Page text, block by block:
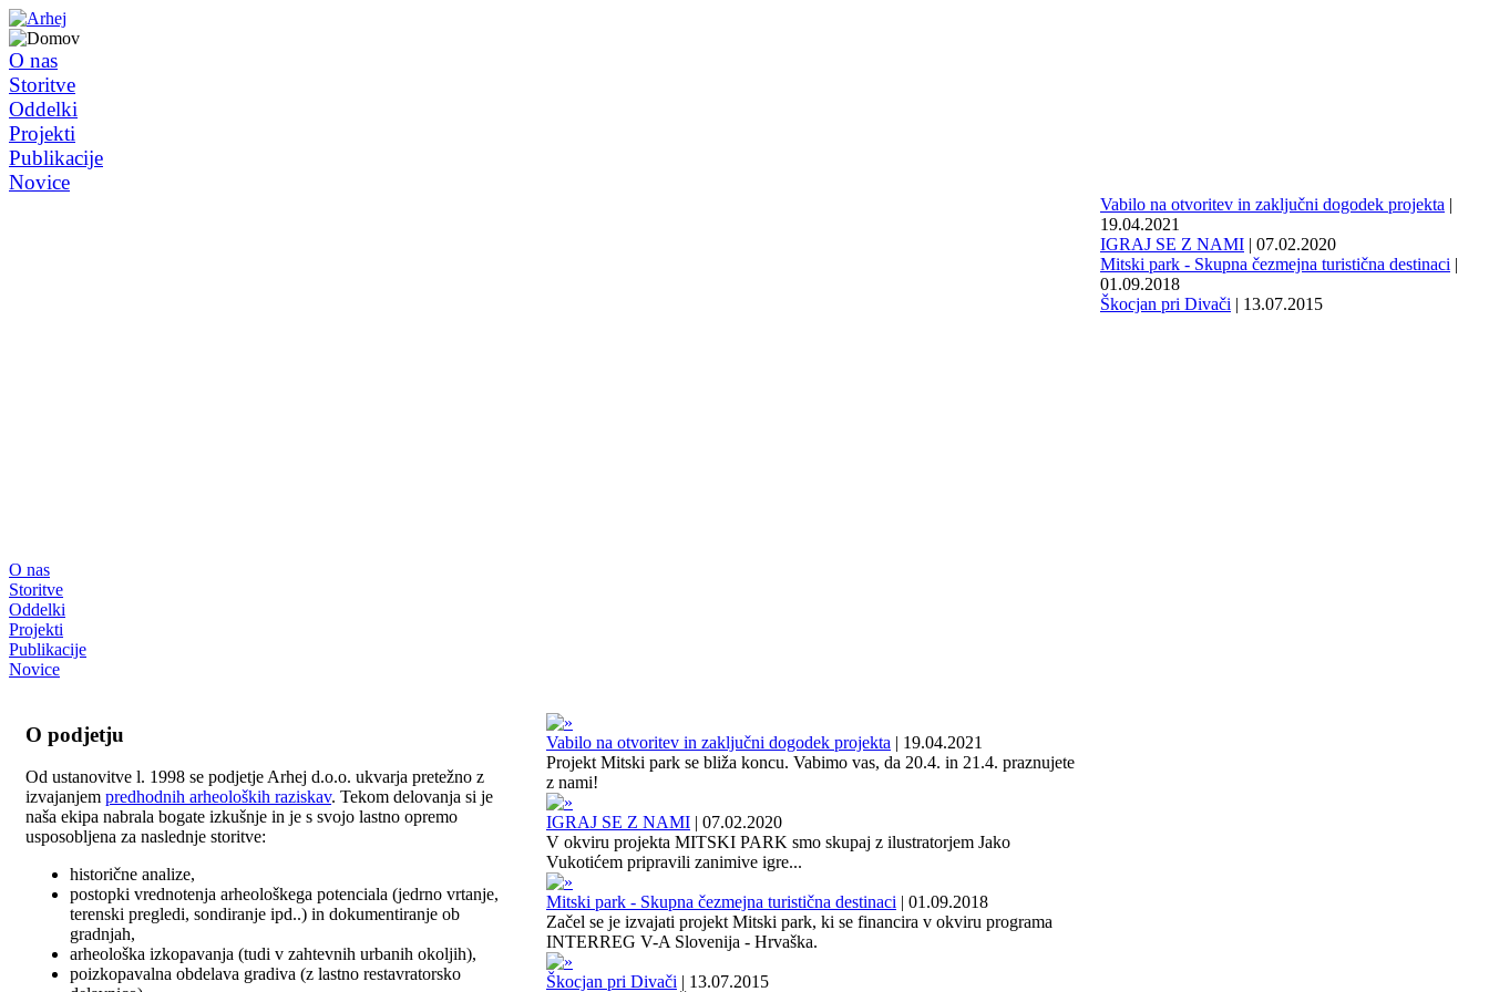
O nas
Storitve
Oddelki
Projekti
Publikacije
Novice
O nas
Storitve
Oddelki
Projekti
Publikacije
Novice
Vabilo na otvoritev in zaključni dogodek projekta |
19.04.2021
IGRAJ SE Z NAMI | 07.02.2020
Mitski park - Skupna čezmejna turistična destinaci |
01.09.2018
Škocjan pri Divači | 13.07.2015
O podjetju
Od ustanovitve l. 1998 se podjetje Arhej d.o.o. ukvarja pretežno z
izvajanjem predhodnih arheoloških raziskav. Tekom delovanja si je
naša ekipa nabrala bogate izkušnje in je s svojo lastno opremo
usposobljena za naslednje storitve:
historične analize,
postopki vrednotenja arheološkega potenciala (jedrno vrtanje,
terenski pregledi, sondiranje ipd..) in dokumentiranje ob
gradnjah,
arheološka izkopavanja (tudi v zahtevnih urbanih okoljih),
poizkopavalna obdelava gradiva (z lastno restavratorsko
Vabilo na otvoritev in zaključni dogodek projekta | 19.04.2021
Projekt Mitski park se bliža koncu. Vabimo vas, da 20.4. in 21.4. praznujete
z nami!
IGRAJ SE Z NAMI | 07.02.2020
V okviru projekta MITSKI PARK smo skupaj z ilustratorjem Jako
Vukotićem pripravili zanimive igre...
Mitski park - Skupna čezmejna turistična destinaci | 01.09.2018
Začel se je izvajati projekt Mitski park, ki se financira v okviru programa
INTERREG V-A Slovenija - Hrvaška.
Škocjan pri Divači | 13.07.2015